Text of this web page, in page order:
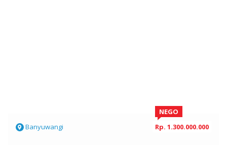
Banyuwangi Rp. 1.300.000.000
NEGO